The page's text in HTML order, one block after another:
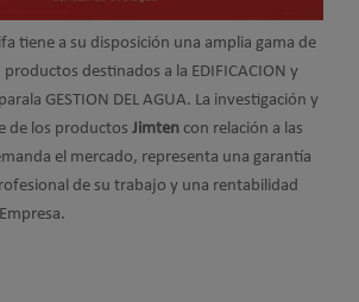
tiene a su disposición una amplia gama de
destinados a la EDIFICACION y
GESTION DEL AGUA. La investigación y
de los productos Jimten con relación a las
el mercado, representa una garantía
de su trabajo y una rentabilidad